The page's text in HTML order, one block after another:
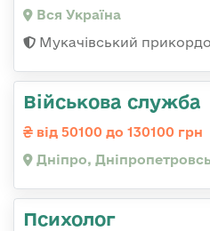
Вся Україна
Мукачівський
Військова служба
від 50100 до 130100 грн
Дніпро,
Психолог